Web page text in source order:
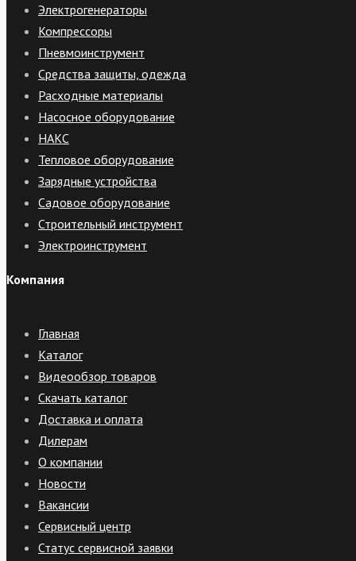
Электрогенераторы
Компрессоры
Пневмоинструмент
Средства защиты, одежда
Расходные материалы
Насосное оборудование
НАКС
Тепловое оборудование
Зарядные устройства
Садовое оборудование
Строительный инструмент
Электроинструмент
Компания
Главная
Каталог
Видеообзор товаров
Скачать каталог
Доставка и оплата
Дилерам
О компании
Новости
Вакансии
Сервисный центр
Статус сервисной заявки